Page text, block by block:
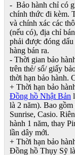
- Bảo hành chỉ có
chính thức đi kèm.
và chính xác các
(nếu có), địa chỉ
phải được đóng
hàng bán ra.
- Thời gian bảo
trên thẻ/ sổ/ giấy
thời hạn bảo hành.
+ Thời hạn bảo
Đồng hồ Nhật Bản
là 2 năm). Bao
Sunrise, Casio.
hành 1 năm, thay
lần dây mới.
+ Thời hạn bảo
Đồng hồ Thụy Sỹ